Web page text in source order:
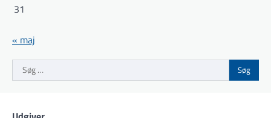
31
« maj
Søg
efter: